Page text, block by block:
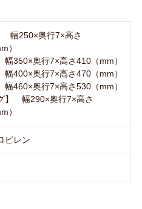
幅250×奥行7×高さ
）
幅350×奥行7×高さ410（mm）
幅400×奥行7×高さ470（mm）
幅460×奥行7×高さ530（mm）
】 幅290×奥行7×高さ
）
ピレン